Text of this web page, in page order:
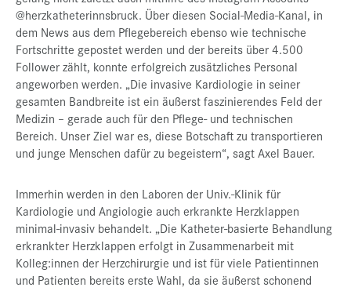
@herzkatheterinnsbruck. Über diesen Social-Media-Kanal, in
dem News aus dem Pflegebereich ebenso wie technische
Fortschritte gepostet werden und der bereits über 4.500
Follower zählt, konnte erfolgreich zusätzliches Personal
angeworben werden. „Die invasive Kardiologie in seiner
gesamten Bandbreite ist ein äußerst faszinierendes Feld der
Medizin – gerade auch für den Pflege- und technischen
Bereich. Unser Ziel war es, diese Botschaft zu transportieren
und junge Menschen dafür zu begeistern“, sagt Axel Bauer.
Immerhin werden in den Laboren der Univ.-Klinik für
Kardiologie und Angiologie auch erkrankte Herzklappen
minimal-invasiv behandelt. „Die Katheter-basierte Behandlung
erkrankter Herzklappen erfolgt in Zusammenarbeit mit
Kolleg:innen der Herzchirurgie und ist für viele Patientinnen
und Patienten bereits erste Wahl, da sie äußerst schonend